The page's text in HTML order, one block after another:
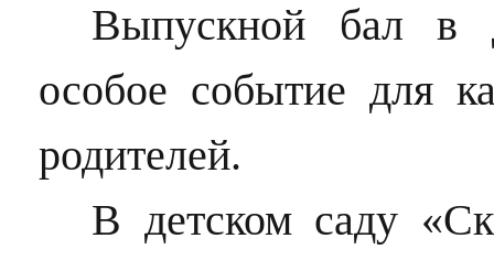
Выпускной бал в
особое событие для
родителей.
В детском саду